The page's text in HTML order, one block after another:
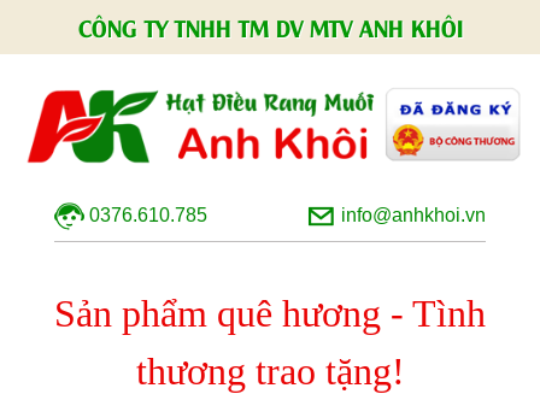
CÔNG TY TNHH TM DV MTV ANH KHÔI
0376.610.785 info@anhkhoi.vn
Sản phẩm quê hương - Tình
thương trao tặng!